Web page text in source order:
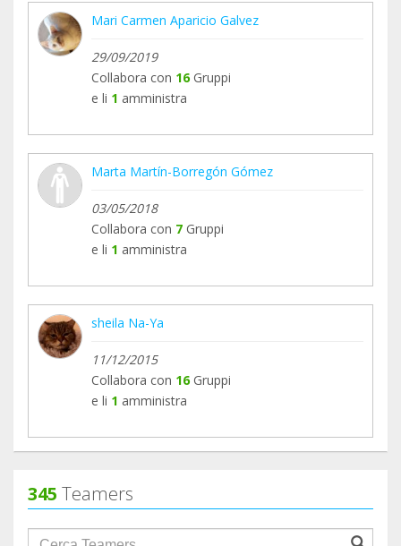
Mari Carmen Aparicio Galvez
29/09/2019
Collabora con 16Gruppi
e li 1 amministra
Marta Martín-Borregón Gómez
03/05/2018
Collabora con 7 Gruppi
e li 1 amministra
sheila Na-Ya
11/12/2015
Collabora con 16Gruppi
e li 1 amministra
345 Teamers
groupProfile.searchForm.search.text???